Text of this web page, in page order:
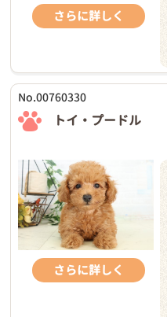
さらに詳しく
No.00760330
トイ・プードル
さらに詳しく